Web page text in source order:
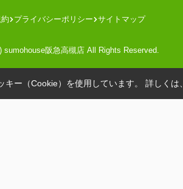
プライバシーポリシー サイトマップ
sumohouse阪急高槻店 All Rights Reserved.
ー（Cookie）を使用しています。 詳しくは